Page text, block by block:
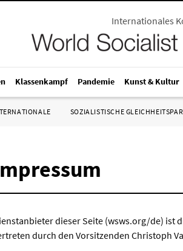
Internationales
Klassenkampf Pandemie Kunst & Kultur
SOZIALISTISCHE
dieser Seite (wsws.org/de) ist
durch den Vorsitzenden Christoph